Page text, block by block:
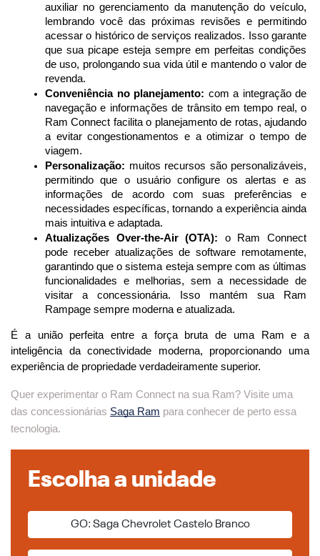
auxiliar no gerenciamento da manutenção do veículo,
lembrando você das próximas revisões e permitindo
acessar o histórico de serviços realizados. Isso garante
que sua picape esteja sempre em perfeitas condições
de uso, prolongando sua vida útil e mantendo o valor de
revenda.
Conveniência no planejamento: com a integração de
navegação e informações de trânsito em tempo real, o
Ram Connect facilita o planejamento de rotas, ajudando
a evitar congestionamentos e a otimizar o tempo de
viagem.
Personalização: muitos recursos são personalizáveis,
permitindo que o usuário configure os alertas e as
informações de acordo com suas preferências e
necessidades específicas, tornando a experiência ainda
mais intuitiva e adaptada.
Atualizações Over-the-Air (OTA): o Ram Connect
pode receber atualizações de software remotamente,
garantindo que o sistema esteja sempre com as últimas
funcionalidades e melhorias, sem a necessidade de
visitar a concessionária. Isso mantém sua Ram
Rampage sempre moderna e atualizada.
É a união perfeita entre a força bruta de uma Ram e a
inteligência da conectividade moderna, proporcionando uma
experiência de propriedade verdadeiramente superior.
Quer experimentar o Ram Connect na sua Ram? Visite uma
das concessionárias Saga Ram para conhecer de perto essa
tecnologia.
Escolha a unidade
GO: Saga Chevrolet Castelo Branco